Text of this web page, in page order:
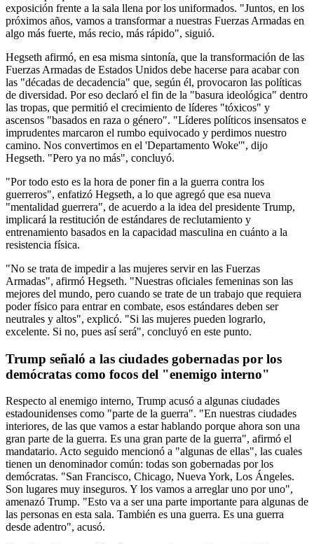
exposición frente a la sala llena por los uniformados. "Juntos, en los
próximos años, vamos a transformar a nuestras Fuerzas Armadas en
algo más fuerte, más recio, más rápido", siguió.
Hegseth afirmó, en esa misma sintonía, que la transformación de las
Fuerzas Armadas de Estados Unidos debe hacerse para acabar con
las "décadas de decadencia" que, según él, provocaron las políticas
de diversidad. Por eso declaró el fin de la "basura ideológica" dentro
las tropas, que permitió el crecimiento de líderes "tóxicos" y
ascensos "basados en raza o género". "Líderes políticos insensatos e
imprudentes marcaron el rumbo equivocado y perdimos nuestro
camino. Nos convertimos en el 'Departamento Woke'", dijo
Hegseth. "Pero ya no más", concluyó.
"Por todo esto es la hora de poner fin a la guerra contra los
guerreros", enfatizó Hegseth, a lo que agregó que esa nueva
"mentalidad guerrera", de acuerdo a la idea del presidente Trump,
implicará la restitución de estándares de reclutamiento y
entrenamiento basados en la capacidad masculina en cuánto a la
resistencia física.
"No se trata de impedir a las mujeres servir en las Fuerzas
Armadas", afirmó Hegseth. "Nuestras oficiales femeninas son las
mejores del mundo, pero cuando se trate de un trabajo que requiera
poder físico para entrar en combate, esos estándares deben ser
neutrales y altos", explicó. "Si las mujeres pueden lograrlo,
excelente. Si no, pues así será", concluyó en este punto.
Trump señaló a las ciudades gobernadas por los
demócratas como focos del "enemigo interno"
Respecto al enemigo interno, Trump acusó a algunas ciudades
estadounidenses como "parte de la guerra". "En nuestras ciudades
interiores, de las que vamos a estar hablando porque ahora son una
gran parte de la guerra. Es una gran parte de la guerra", afirmó el
mandatario. Acto seguido mencionó a "algunas de ellas", las cuales
tienen un denominador común: todas son gobernadas por los
demócratas. "San Francisco, Chicago, Nueva York, Los Ángeles.
Son lugares muy inseguros. Y los vamos a arreglar uno por uno",
amenazó Trump. "Esto va a ser una parte importante para algunas de
las personas en esta sala. También es una guerra. Es una guerra
desde adentro", acusó.